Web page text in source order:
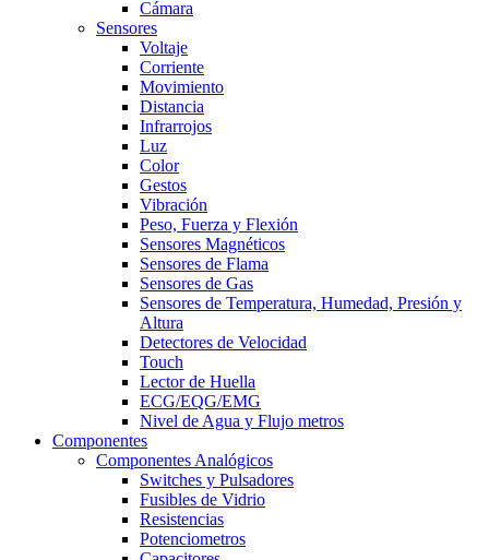
Cámara
Sensores
Voltaje
Corriente
Movimiento
Distancia
Infrarrojos
Luz
Color
Gestos
Vibración
Peso, Fuerza y Flexión
Sensores Magnéticos
Sensores de Flama
Sensores de Gas
Sensores de Temperatura, Humedad, Presión y
Altura
Detectores de Velocidad
Touch
Lector de Huella
ECG/EQG/EMG
Nivel de Agua y Flujo metros
Componentes
Componentes Analógicos
Switches y Pulsadores
Fusibles de Vidrio
Resistencias
Potenciometros